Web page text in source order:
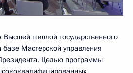
Высшей школой государственного
Мастерской управления
Целью программы